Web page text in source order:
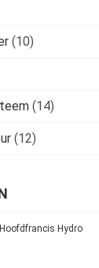
(10)
(14)
(12)
Hydro